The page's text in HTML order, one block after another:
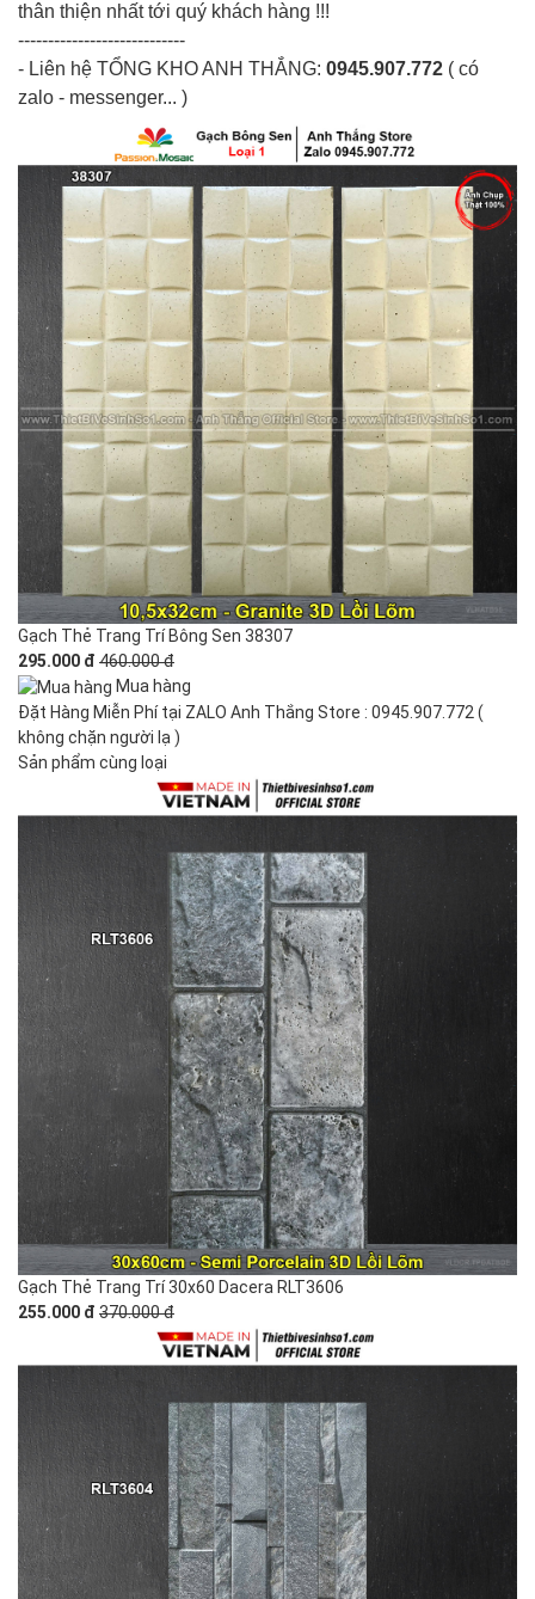
thân thiện nhất tới quý khách hàng !!!
----------------------------
- Liên hệ TỔNG KHO ANH THẮNG: 0945.907.772 ( có
zalo - messenger... )
Gạch Thẻ Trang Trí Bông Sen 38307
295.000 đ 460.000 đ
Mua hàng
Đặt Hàng Miễn Phí tại ZALO Anh Thắng Store : 0945.907.772 (
không chặn người lạ )
Sản phẩm cùng loại
Gạch Thẻ Trang Trí 30x60 Dacera RLT3606
255.000 đ 370.000 đ